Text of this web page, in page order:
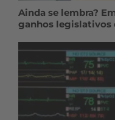
Ainda se lembra?
ganhos legislativos